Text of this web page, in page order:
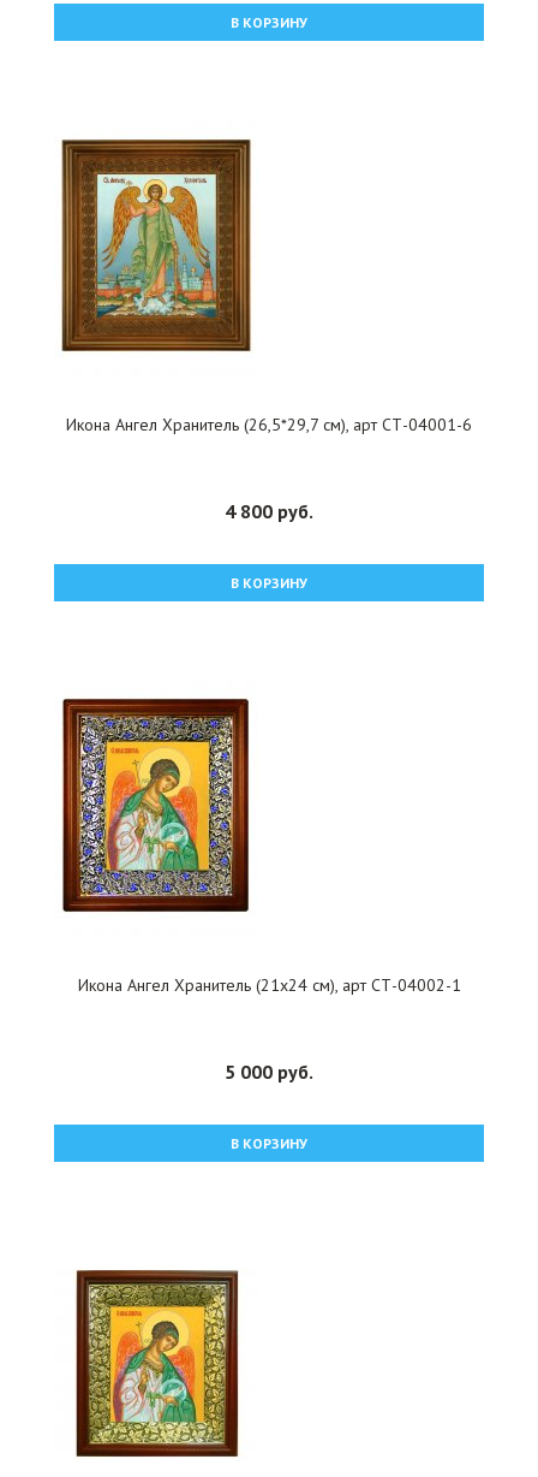
В КОРЗИНУ
Икона Ангел Хранитель (26,5*29,7 см), арт СТ-04001-6
4 800 руб.
В КОРЗИНУ
Икона Ангел Хранитель (21х24 см), арт СТ-04002-1
5 000 руб.
В КОРЗИНУ